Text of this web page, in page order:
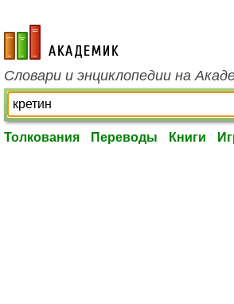
academic.ru
Словари и энциклопедии на
Толкования Переводы Книги